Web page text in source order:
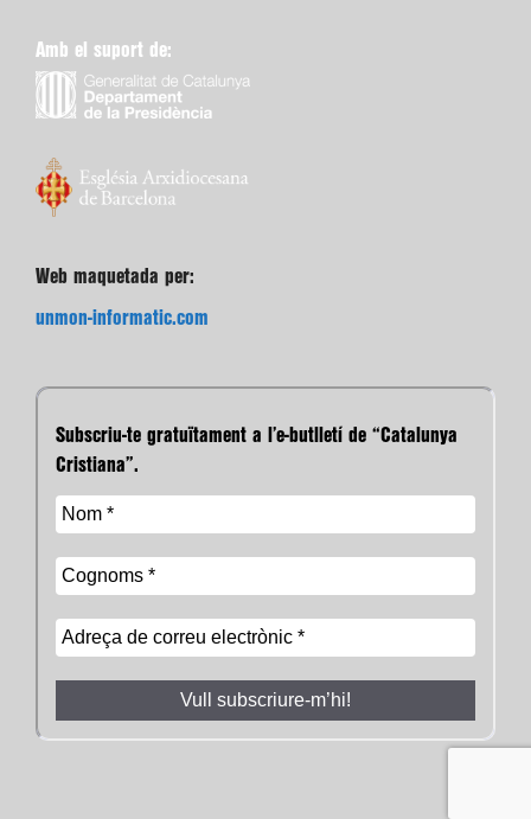
Amb el suport de:
Web maquetada per:
unmon-informatic.com
Subscriu-te gratuïtament a l’e-butlletí de “Catalunya
Cristiana”.